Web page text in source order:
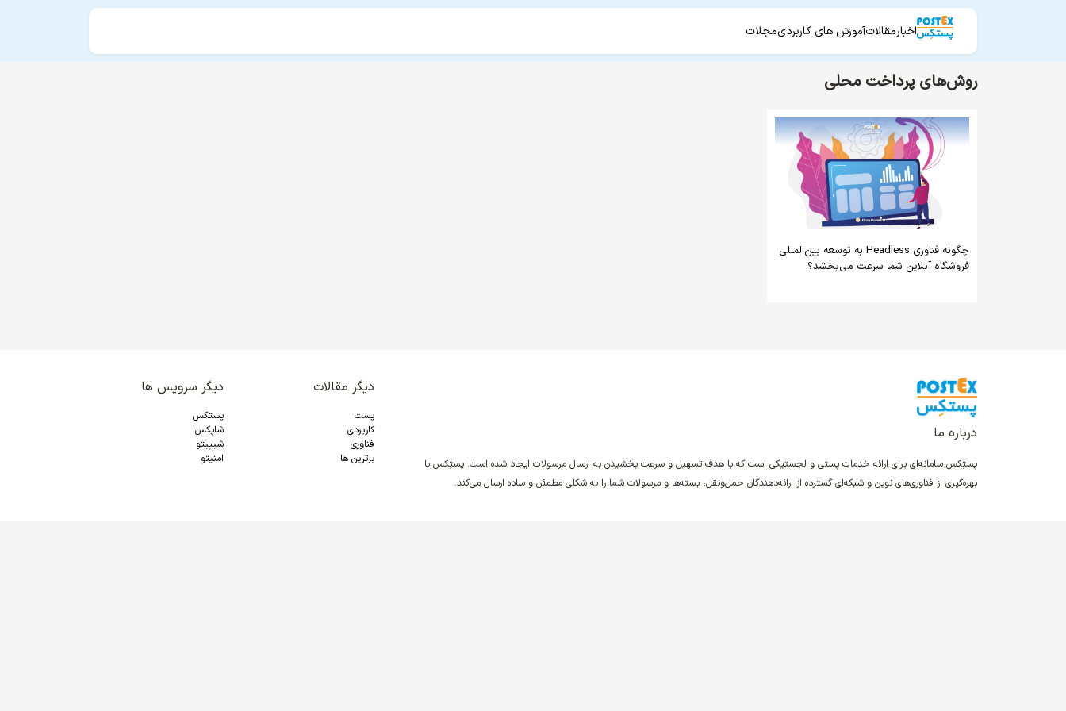
اخبارمقالاتآموزش های کاربردیمجلات
روش‌های پرداخت محلی
چگونه فناوری Headless به توسعه بین‌المللی
فروشگاه آنلاین شما سرعت می‌بخشد؟
درباره ما
پستِکس سامانه‌ای برای ارائه خدمات پستی و لجستیکی است که با هدف تسهیل و سرعت بخشیدن به ارسال مرسولات ایجاد شده است. پستِکس با
بهره‌گیری از فناوری‌های نوین و شبکه‌ای گسترده از ارائه‌دهندگان حمل‌ونقل، بسته‌ها و مرسولات شما را به شکلی مطمئن و ساده ارسال می‌کند.
دیگر مقالات
پست
کاربردی
فناوری
برترین ها
دیگر سرویس ها
پستکس
شاپکس
شیپیتو
امنیتو